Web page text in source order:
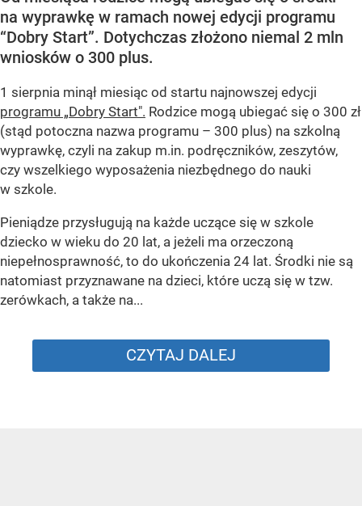
na wyprawkę w ramach nowej edycji programu
“Dobry Start”. Dotychczas złożono niemal 2 mln
wniosków o 300 plus.
1 sierpnia minął miesiąc od startu najnowszej edycji
programu „Dobry Start". Rodzice mogą ubiegać się o 300 zł
(stąd potoczna nazwa programu – 300 plus) na szkolną
wyprawkę, czyli na zakup m.in. podręczników, zeszytów,
czy wszelkiego wyposażenia niezbędnego do nauki
w szkole.
Pieniądze przysługują na każde uczące się w szkole
dziecko w wieku do 20 lat, a jeżeli ma orzeczoną
niepełnosprawność, to do ukończenia 24 lat. Środki nie są
natomiast przyznawane na dzieci, które uczą się w tzw.
zerówkach, a także na...
CZYTAJ DALEJ